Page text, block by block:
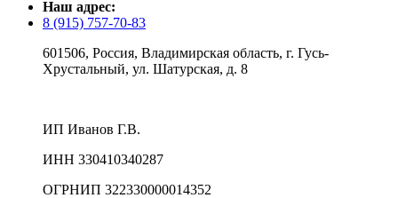
Наш адрес:
8 (915) 757-70-83
601506, Россия, Владимирская область, г. Гусь-
Хрустальный, ул. Шатурская, д. 8
ИП Иванов Г.В.
ИНН 330410340287
ОГРНИП 322330000014352